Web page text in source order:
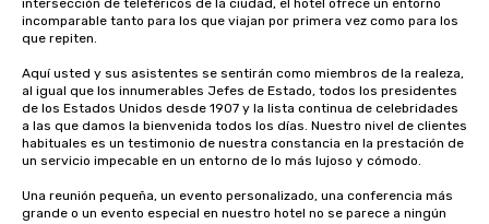
intersección de teleféricos de la ciudad, el hotel ofrece un entorno
incomparable tanto para los que viajan por primera vez como para los
que repiten.
Aquí usted y sus asistentes se sentirán como miembros de la realeza,
al igual que los innumerables Jefes de Estado, todos los presidentes
de los Estados Unidos desde 1907 y la lista continua de celebridades
a las que damos la bienvenida todos los días. Nuestro nivel de clientes
habituales es un testimonio de nuestra constancia en la prestación de
un servicio impecable en un entorno de lo más lujoso y cómodo.
Una reunión pequeña, un evento personalizado, una conferencia más
grande o un evento especial en nuestro hotel no se parece a ningún